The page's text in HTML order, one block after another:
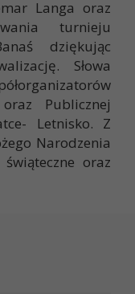
Langa oraz
turnieju
dziękując
Słowa
Publicznej
Letnisko. Z
Narodzenia
oraz